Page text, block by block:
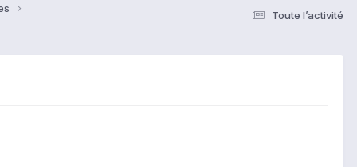
Toute l’activité